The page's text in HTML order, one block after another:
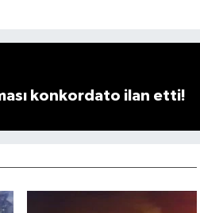
konkordato ilan etti!